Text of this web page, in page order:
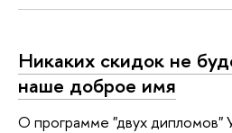
Никаких скидок не
наше доброе имя
О программе "двух дипломов"